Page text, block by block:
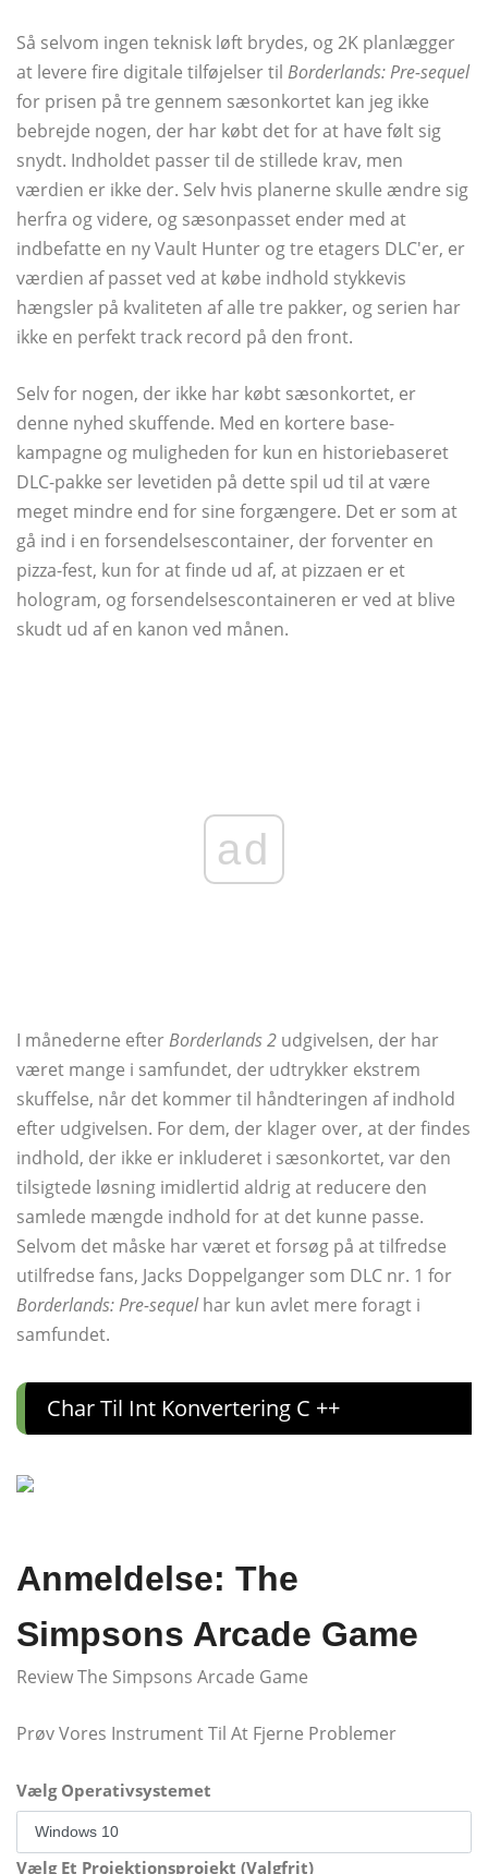
Så selvom ingen teknisk løft brydes, og 2K planlægger
at levere fire digitale tilføjelser til Borderlands: Pre-sequel
for prisen på tre gennem sæsonkortet kan jeg ikke
bebrejde nogen, der har købt det for at have følt sig
snydt. Indholdet passer til de stillede krav, men
værdien er ikke der. Selv hvis planerne skulle ændre sig
herfra og videre, og sæsonpasset ender med at
indbefatte en ny Vault Hunter og tre etagers DLC'er, er
værdien af ​​passet ved at købe indhold stykkevis
hængsler på kvaliteten af ​​alle tre pakker, og serien har
ikke en perfekt track record på den front.
Selv for nogen, der ikke har købt sæsonkortet, er
denne nyhed skuffende. Med en kortere base-
kampagne og muligheden for kun en historiebaseret
DLC-pakke ser levetiden på dette spil ud til at være
meget mindre end for sine forgængere. Det er som at
gå ind i en forsendelsescontainer, der forventer en
pizza-fest, kun for at finde ud af, at pizzaen er et
hologram, og forsendelsescontaineren er ved at blive
skudt ud af en kanon ved månen.
ad
I månederne efterBorderlands 2 udgivelsen, der har
været mange i samfundet, der udtrykker ekstrem
skuffelse, når det kommer til håndteringen af ​​indhold
efter udgivelsen. For dem, der klager over, at der findes
indhold, der ikke er inkluderet i sæsonkortet, var den
tilsigtede løsning imidlertid aldrig at reducere den
samlede mængde indhold for at det kunne passe.
Selvom det måske har været et forsøg på at tilfredse
utilfredse fans, Jacks Doppelganger som DLC nr. 1 for
Borderlands: Pre-sequelhar kun avlet mere foragt i
samfundet.
Char Til Int Konvertering C ++
Anmeldelse: The
Simpsons Arcade Game
Review The Simpsons Arcade Game
Prøv Vores Instrument Til At Fjerne Problemer
Vælg Operativsystemet
Vælg Et Projektionsprojekt (Valgfrit)